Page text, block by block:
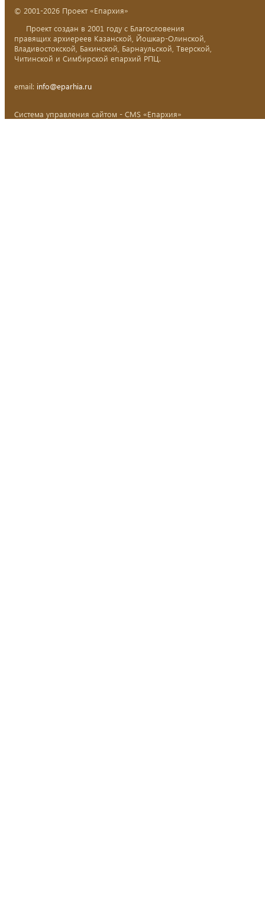
© 2001-2026 Проект «Епархия»
Проект создан в 2001 году с Благословения
правящих архиереев Казанской, Йошкар-Олинской,
Владивостокской, Бакинской, Барнаульской, Тверской,
Читинской и Симбирской епархий РПЦ.
email: info@eparhia.ru
Система управления сайтом - CMS «Епархия»